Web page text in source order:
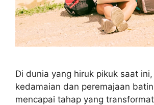
Di dunia yang hiruk pikuk saat
kedamaian dan peremajaan
mencapai tahap yang